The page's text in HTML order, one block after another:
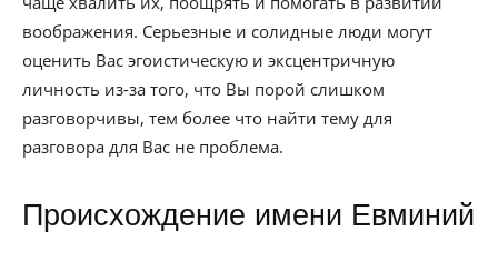
воображения. Серьезные и солидные люди могут
оценить Вас эгоистическую и эксцентричную
личность из-за того, что Вы порой слишком
разговорчивы, тем более что найти тему для
разговора для Вас не проблема.
Происхождение имени Евминий